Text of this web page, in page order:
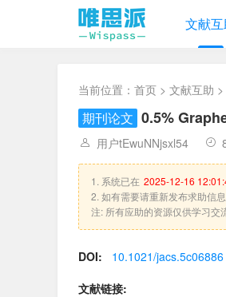
文献
当前位置： 首页 > 文献互助
期刊论文 0.5%
用户tEwuNNjsxl54
1. 系统已在 2025-12-16
2. 如有需要请重新发布求助信息
注: 所有应助的资源仅供学习交
DOI:
10.1021/jacs.5c06886
文献链接: